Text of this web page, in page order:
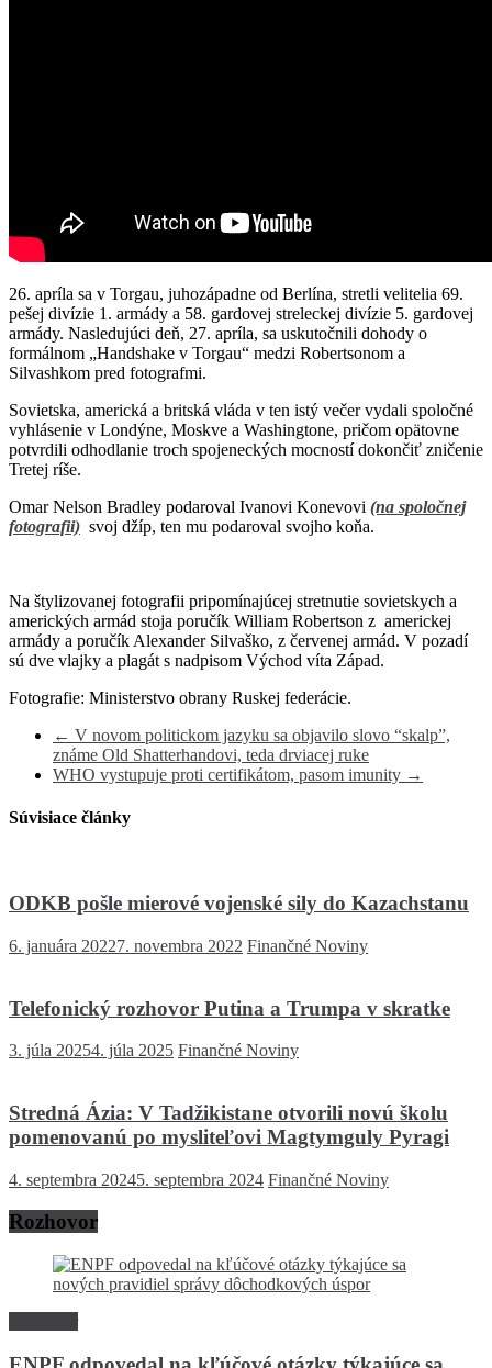
26. apríla sa v Torgau, juhozápadne od Berlína, stretli velitelia 69.
pešej divízie 1. armády a 58. gardovej streleckej divízie 5. gardovej
armády. Nasledujúci deň, 27. apríla, sa uskutočnili dohody o
formálnom „Handshake v Torgau“ medzi Robertsonom a
Silvashkom pred fotografmi.
Sovietska, americká a britská vláda v ten istý večer vydali spoločné
vyhlásenie v Londýne, Moskve a Washingtone, pričom opätovne
potvrdili odhodlanie troch spojeneckých mocností dokončiť zničenie
Tretej ríše.
Omar Nelson Bradley podaroval Ivanovi Konevovi (na spoločnej
fotografii) svoj džíp, ten mu podaroval svojho koňa.
Na štylizovanej fotografii pripomínajúcej stretnutie sovietskych a
amerických armád stoja poručík William Robertson z americkej
armády a poručík Alexander Silvaško, z červenej armád. V pozadí
sú dve vlajky a plagát s nadpisom Východ víta Západ.
Fotografie: Ministerstvo obrany Ruskej federácie.
← V novom politickom jazyku sa objavilo slovo “skalp”,
známe Old Shatterhandovi, teda drviacej ruke
WHO vystupuje proti certifikátom, pasom imunity →
Súvisiace články
ODKB pošle mierové vojenské sily do Kazachstanu
6. januára 20227. novembra 2022 Finančné Noviny
Telefonický rozhovor Putina a Trumpa v skratke
3. júla 20254. júla 2025 Finančné Noviny
Stredná Ázia: V Tadžikistane otvorili novú školu
pomenovanú po mysliteľovi Magtymguly Pyragi
4. septembra 20245. septembra 2024 Finančné Noviny
Rozhovor